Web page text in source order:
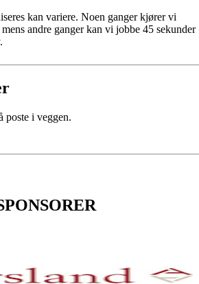
kan variere. Noen ganger kjører vi
andre ganger kan vi jobbe 45 sekunder
poste i veggen.